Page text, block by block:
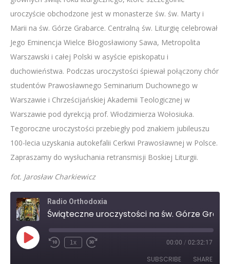
uroczyście obchodzone jest w monasterze św. św. Marty i
Marii na św. Górze Grabarce. Centralną św. Liturgię celebrował
Jego Eminencja Wielce Błogosławiony Sawa, Metropolita
Warszawski i całej Polski w asyście episkopatu i
duchowieństwa. Podczas uroczystości śpiewał połączony chór
studentów Prawosławnego Seminarium Duchownego w
Warszawie i Chrześcijańskiej Akademii Teologicznej w
Warszawie pod dyrekcją prof. Włodzimierza Wołosiuka.
Tegoroczne uroczystości przebiegły pod znakiem jubileuszu
100-lecia uzyskania autokefalii Cerkwi Prawosławnej w Polsce.
Zapraszamy do wysłuchania retransmisji Boskiej Liturgii.
fot. Jarosław Charkiewicz
Radio Orthodoxia
Play
EpisodeRewind
1x
Fast
00:00 / 02:32:17
SUBSCRIBE SHARE